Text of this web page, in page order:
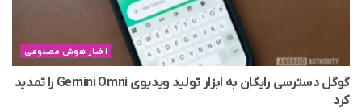
اخبار هوش مصنوعی
گوگل دسترسی رایگان به ابزار تولید ویدیوی Gemini Omni را تمدید
کرد